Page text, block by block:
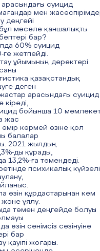
арасындағы суицид
мен
деңгейі
бұл мәселе қаншалықты
бар?
60% суицид
жетпейді.
ұйымының деректері
қазақстандық
деген
жастар арасындағы суицид
кіреді,
бойынша 10
жас
көрмей өзіне қол
балалар
2021 жылдың
ды құрады,
13,2%-ға төмендеді.
психикалық
өзін құрдастарынан кем
және ұялу.
төмен деңгейде болуы
сенімсіз сезінуіне
бар
қауіпі жоғары.